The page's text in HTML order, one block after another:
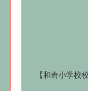
【和倉小学校